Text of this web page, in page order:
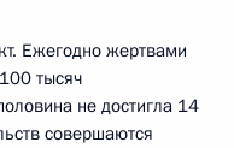
Ежегодно жертвами
тысяч
не достигла 14
совершаются